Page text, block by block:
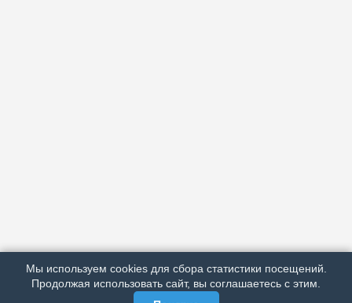
РЕКЛАМА У НАС
МЫ В СОЦСЕТЯХ
Мы используем cookies для сбора статистики посещений.
Продолжая использовать сайт, вы соглашаетесь с этим.